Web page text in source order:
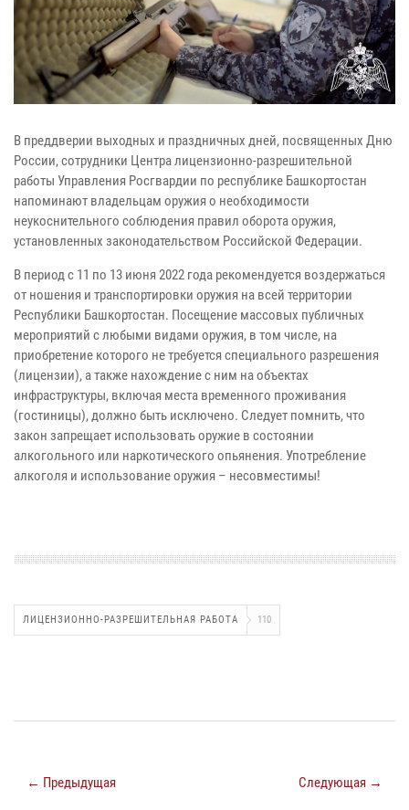
В преддверии выходных и праздничных дней, посвященных Дню
России, сотрудники Центра лицензионно-разрешительной
работы Управления Росгвардии по республике Башкортостан
напоминают владельцам оружия о необходимости
неукоснительного соблюдения правил оборота оружия,
установленных законодательством Российской Федерации.
В период с 11 по 13 июня 2022 года рекомендуется воздержаться
от ношения и транспортировки оружия на всей территории
Республики Башкортостан. Посещение массовых публичных
мероприятий с любыми видами оружия, в том числе, на
приобретение которого не требуется специального разрешения
(лицензии), а также нахождение с ним на объектах
инфраструктуры, включая места временного проживания
(гостиницы), должно быть исключено. Следует помнить, что
закон запрещает использовать оружие в состоянии
алкогольного или наркотического опьянения. Употребление
алкоголя и использование оружия – несовместимы!
ЛИЦЕНЗИОННО-РАЗРЕШИТЕЛЬНАЯ РАБОТА 110
← Предыдущая Следующая →